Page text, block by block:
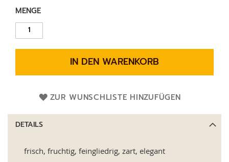
MENGE
IN DEN WARENKORB
ZUR WUNSCHLISTE HINZUFÜGEN
DETAILS
frisch, fruchtig, feingliedrig, zart, elegant